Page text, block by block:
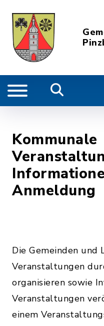
Kommunale
Anmeldung
Die Gemeinden und
Veranstaltungen
organisieren sowie
Veranstaltungen
einem